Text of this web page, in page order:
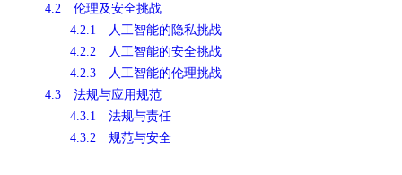
4.2 伦理及安全挑战
4.2.1 人工智能的隐私挑战
4.2.2 人工智能的安全挑战
4.2.3 人工智能的伦理挑战
4.3 法规与应用规范
4.3.1 法规与责任
4.3.2 规范与安全